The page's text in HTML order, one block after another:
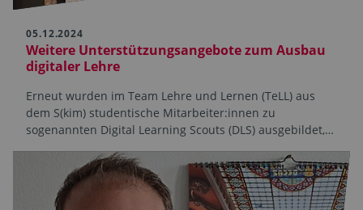
05.12.2024
Weitere Unterstützungsangebote zum Ausbau
digitaler Lehre
Erneut wurden im Team Lehre und Lernen (TeLL) aus
dem S(kim) studentische Mitarbeiter:innen zu
sogenannten Digital Learning Scouts (DLS) ausgebildet,…